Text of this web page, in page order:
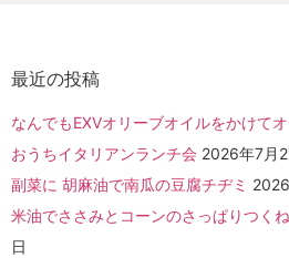
最近の投稿
なんでもEXVオリーブオイルをかけて
おうちイタリアンランチ会 2026年7月
副菜に 胡麻油で南瓜の豆腐チヂミ
米油でささみとコーンのさっぱりつく
日